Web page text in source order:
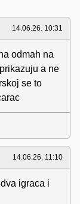
14.06.26. 10:31
odmah na
a ne
se to
14.06.26. 11:10
igraca i